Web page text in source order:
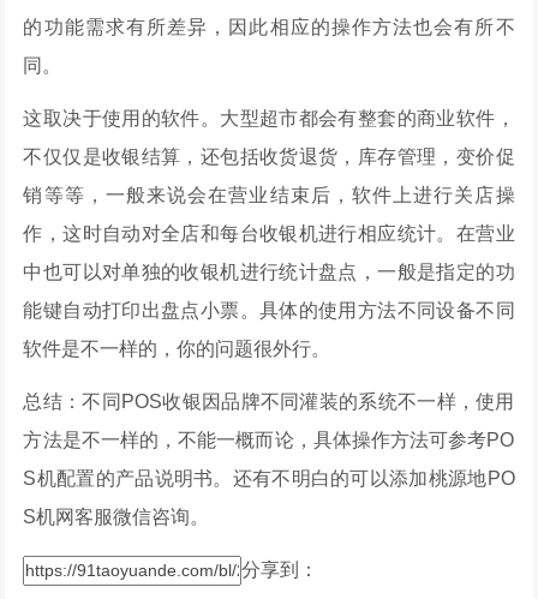
的功能需求有所差异，因此相应的操作方法也会有所不
同。
这取决于使用的软件。大型超市都会有整套的商业软件，
不仅仅是收银结算，还包括收货退货，库存管理，变价促
销等等，一般来说会在营业结束后，软件上进行关店操
作，这时自动对全店和每台收银机进行相应统计。在营业
中也可以对单独的收银机进行统计盘点，一般是指定的功
能键自动打印出盘点小票。具体的使用方法不同设备不同
软件是不一样的，你的问题很外行。
总结：不同POS收银因品牌不同灌装的系统不一样，使用
方法是不一样的，不能一概而论，具体操作方法可参考PO
S机配置的产品说明书。还有不明白的可以添加桃源地PO
S机网客服微信咨询。
分享到：